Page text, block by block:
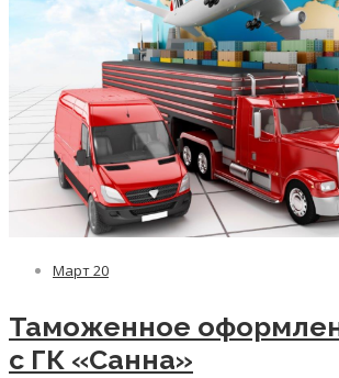
Март20
Таможенное
с ГК «Санна»